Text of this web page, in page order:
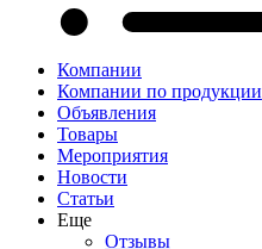
Компании
Компании по продукции
Объявления
Товары
Мероприятия
Новости
Статьи
Еще
Отзывы